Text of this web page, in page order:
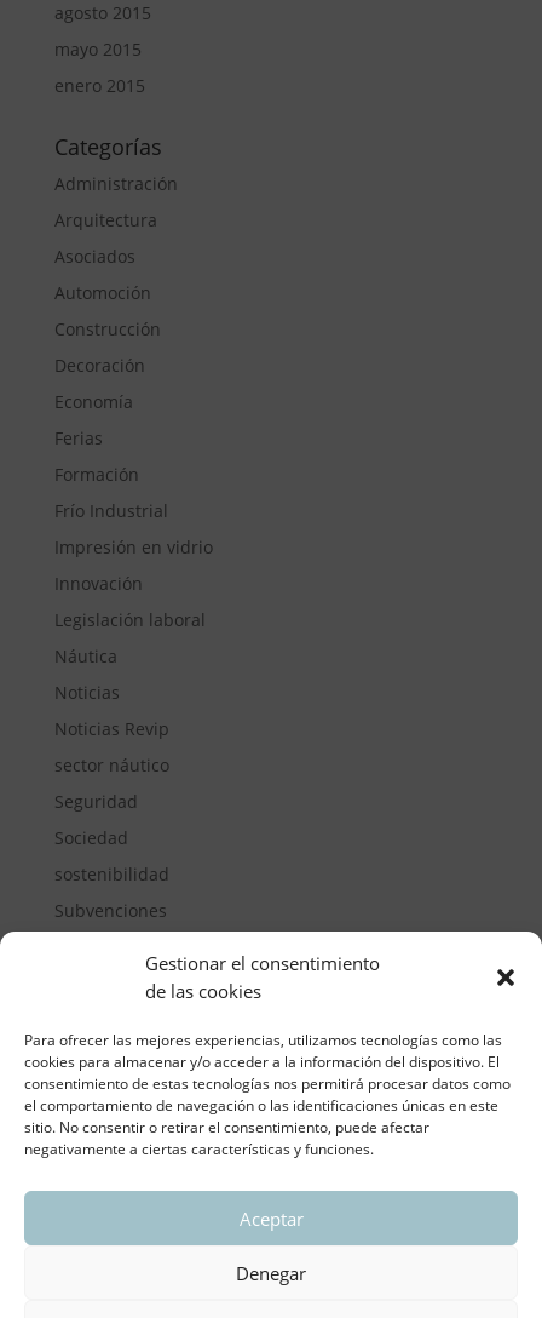
Gestionar el consentimiento
de las cookies
Para ofrecer las mejores experiencias, utilizamos tecnologías como las
cookies para almacenar y/o acceder a la información del dispositivo. El
consentimiento de estas tecnologías nos permitirá procesar datos como
el comportamiento de navegación o las identificaciones únicas en este
sitio. No consentir o retirar el consentimiento, puede afectar
negativamente a ciertas características y funciones.
Aceptar
Denegar
agosto 2015
mayo 2015
enero 2015
Categorías
Administración
Arquitectura
Asociados
Automoción
Construcción
Decoración
Economía
Ferias
Formación
Frío Industrial
Impresión en vidrio
Innovación
Legislación laboral
Náutica
Noticias
Noticias Revip
sector náutico
Seguridad
Sociedad
sostenibilidad
Subvenciones
ASOCIACIÓN REGIONAL VALENCIANA DE
Aviso legal y política de privacidad